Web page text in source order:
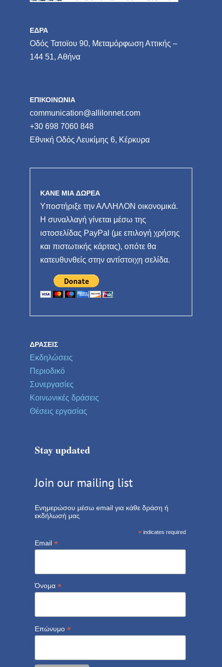
ΕΔΡΑ
Οδός Τατοϊου 90, Μεταμόρφωση Αττικής –
144 51, Αθήνα
ΕΠΙΚΟΙΝΩΝΙΑ
communication@allilonnet.com
+30 698 7060 848
Εθνική Οδός Λευκίμης 6, Κέρκυρα
ΚΑΝΕ ΜΙΑ ΔΩΡΕΑ
Υποστήριξε την ΑΛΛΗΛΟΝ οικονομικά.
Η συναλλαγή γίνεται μέσω της
ιστοσελίδας PayPal (με επιλογή χρήσης
και πιστωτικής κάρτας), οπότε θα
κατευθυνθείς στην αντίστοιχη σελίδα.
ΔΡΆΣΕΙΣ
Εκδηλώσεις
Περιοδικό
Συνεργασίες
Κοινωνικές δράσεις
Θέσεις εργασίας
Stay updated
Join our mailing list
Ενημερώσου μέσω email για κάθε δράση ή
εκδήλωσή μας
* indicates required
Email *
Όνομα *
Επώνυμο *